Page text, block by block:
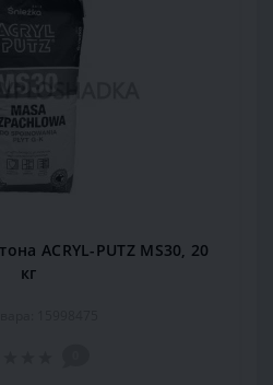
ACRYL-PUTZ MS30, 20
кг